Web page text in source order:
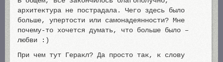
архитектура не пострадала. Чего здесь было
больше, упертости или самонадеянности? Мне
почему-то хочется думать, что больше было –
любви :)
При чем тут Геракл? Да просто так, к слову